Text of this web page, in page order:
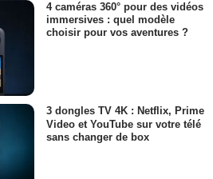
4 caméras 360° pour des vidéos
immersives : quel modèle
choisir pour vos aventures ?
3 dongles TV 4K : Netflix, Prime
Video et YouTube sur votre télé
sans changer de box